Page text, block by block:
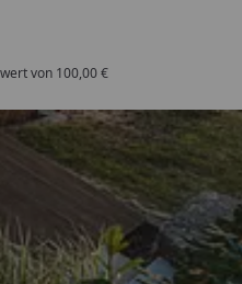
von 100,00 €
4,65/ 5